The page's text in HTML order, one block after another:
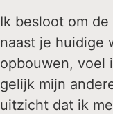
Ik besloot om
naast je huidige
opbouwen, voel
gelijk mijn
uitzicht dat ik